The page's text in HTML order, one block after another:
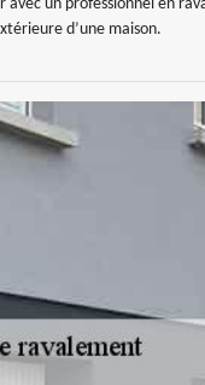
un professionnel en
d’une maison.